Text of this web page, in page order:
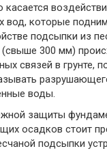
касается
вод, которые
подсыпки из
300 мм)
связей в грунте,
воды.
защиты
осадков стоит
подсыпки